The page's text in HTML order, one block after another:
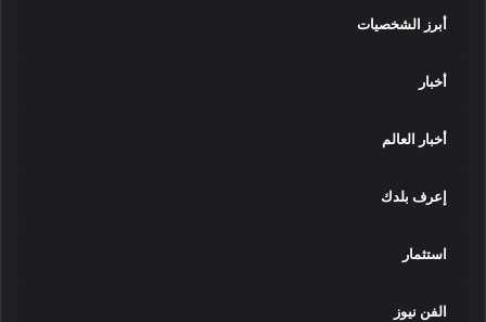
أبرز الشخصيات
أخبار
أخبار العالم
إعرف بلدك
استثمار
الفن نيوز